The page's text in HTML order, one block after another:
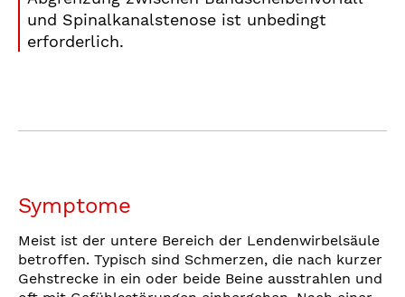
und Spinalkanalstenose ist unbedingt
erforderlich.
Symptome
Meist ist der untere Bereich der Lendenwirbelsäule
betroffen. Typisch sind Schmerzen, die nach kurzer
Gehstrecke in ein oder beide Beine ausstrahlen und